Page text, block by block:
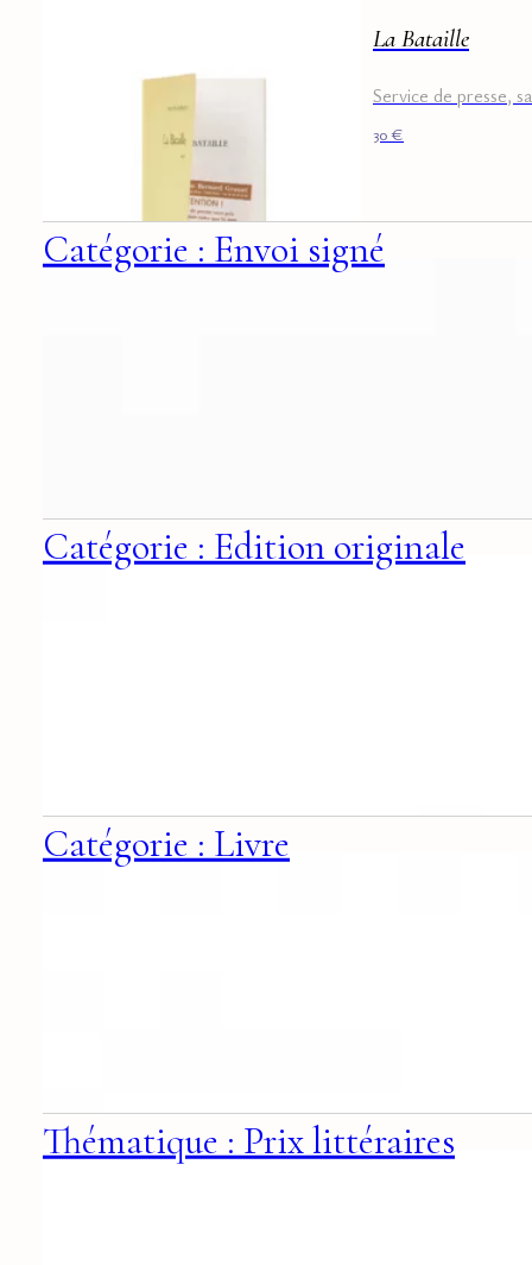
La Bataille
Service de presse,
30€
Catégorie : Envoi signé
Catégorie : Edition originale
Catégorie : Livre
Thématique : Prix littéraires